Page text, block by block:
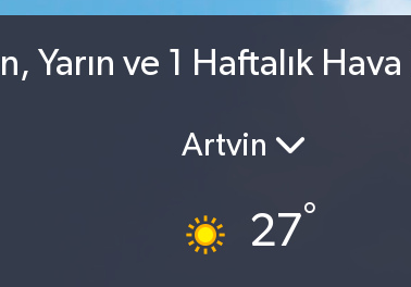
Yarın ve 1 Haftalık
Artvin
27°